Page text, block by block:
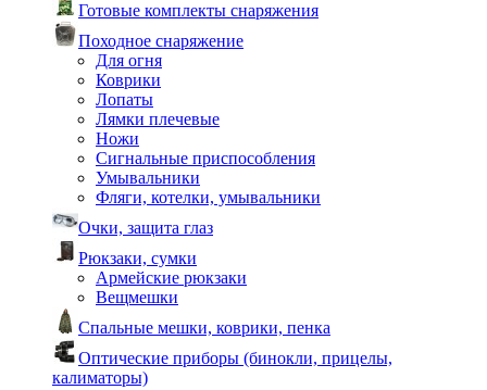
Готовые комплекты снаряжения
Походное снаряжение
Для огня
Коврики
Лопаты
Лямки плечевые
Ножи
Сигнальные приспособления
Умывальники
Фляги, котелки, умывальники
Очки, защита глаз
Рюкзаки, сумки
Армейские рюкзаки
Вещмешки
Спальные мешки, коврики, пенка
Оптические приборы (бинокли, прицелы,
калиматоры)